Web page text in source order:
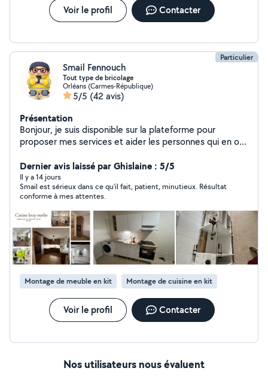
Voir le profil Contacter
Particulier
Smail Fennouch
Tout type de bricolage
Orléans (Carmes-République)
5/5 (42 avis)
Présentation
Bonjour, je suis disponible sur la plateforme pour
proposer mes services et aider les personnes qui en ont
fournir un travail de qualité et à instaurer une relation de
confiance avec vous
Dernier avis laissé par Ghislaine : 5/5
Il y a 14 jours
Smail est sérieux dans ce qu'il fait, patient, minutieux. Résultat
conforme à mes attentes.
Montage de meuble en kit Montage de cuisine en kit
Voir le profil Contacter
Nos utilisateurs nous évaluent